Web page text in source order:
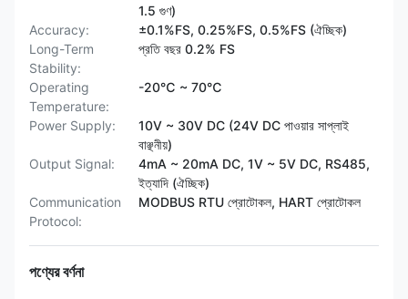
1.5 গুণ)
Accuracy:
±0.1%FS, 0.25%FS, 0.5%FS (ঐচ্ছিক)
Long-Term
Stability:
প্রতি বছর 0.2% FS
Operating
Temperature:
-20℃ ~ 70℃
Power Supply:
10V ~ 30V DC (24V DC পাওয়ার সাপ্লাই
বাঞ্ছনীয়)
Output Signal:
4mA ~ 20mA DC, 1V ~ 5V DC, RS485,
ইত্যাদি (ঐচ্ছিক)
Communication
Protocol:
MODBUS RTU প্রোটোকল, HART প্রোটোকল
পণ্যের বর্ণনা